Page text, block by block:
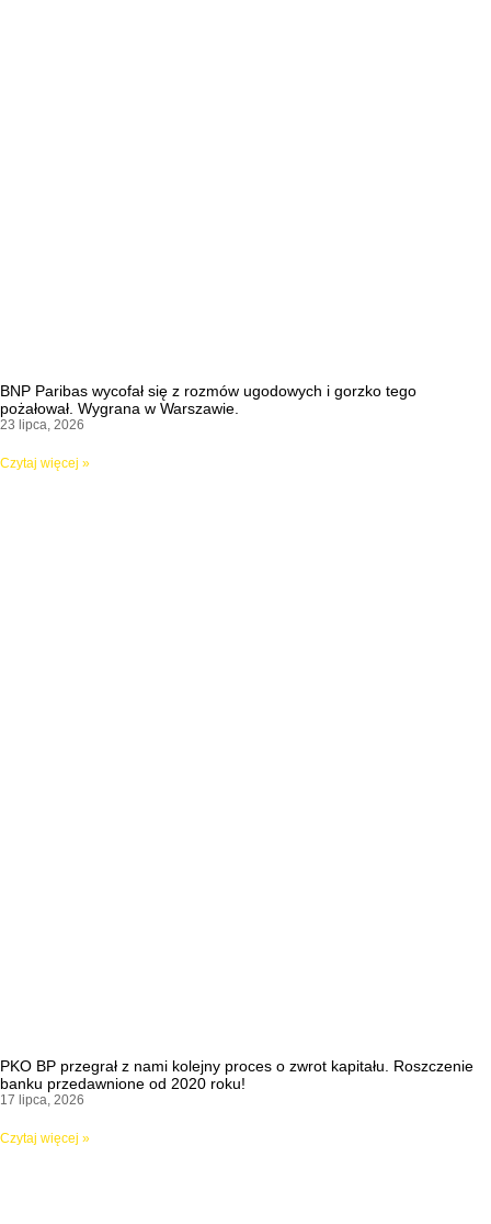
BNP Paribas wycofał się z rozmów ugodowych i gorzko tego
pożałował. Wygrana w Warszawie.
23 lipca, 2026
Czytaj więcej »
PKO BP przegrał z nami kolejny proces o zwrot kapitału. Roszczenie
banku przedawnione od 2020 roku!
17 lipca, 2026
Czytaj więcej »